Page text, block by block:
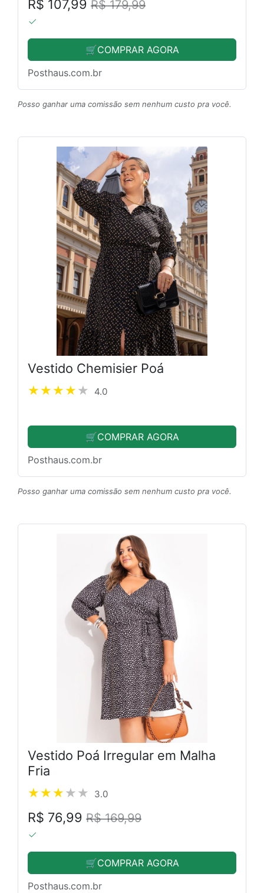
R$ 107,99 R$ 179,99
🛒COMPRAR AGORA
Posthaus.com.br
Posso ganhar uma comissão sem nenhum custo pra você.
Vestido Chemisier Poá
4.0
🛒COMPRAR AGORA
Posthaus.com.br
Posso ganhar uma comissão sem nenhum custo pra você.
Vestido Poá Irregular em Malha
Fria
3.0
R$ 76,99 R$ 169,99
🛒COMPRAR AGORA
Posthaus.com.br